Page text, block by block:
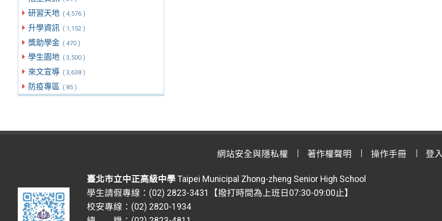
研習天地 ( 4,576 )
升學資訊 ( 1,152 )
獎助學金 ( 470 )
學生園地 ( 3,500 )
來文宣導 ( 3,638 )
防疫專區 ( 85 )
網站安全與隱私權 著作權聲明 操作手冊 登
臺北市立中正高級中學 Taipei Municipal Zhong-zheng Senior High School
學生請假專線：(02) 2823-3431【撥打時間為上班日07:30-09:00止】
校安專線：(02) 2820-1934